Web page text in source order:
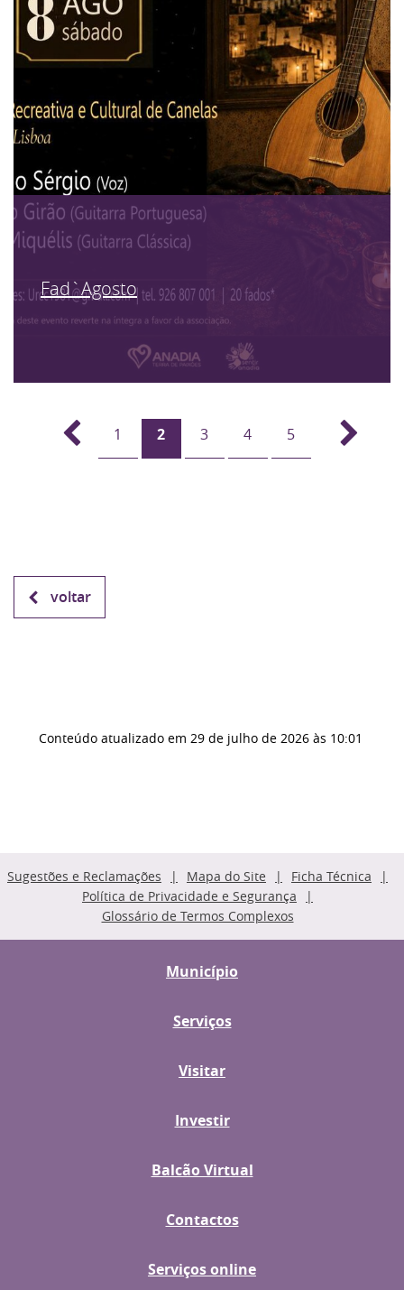
Fad`Agosto
1 2 3 4 5
voltar
Conteúdo atualizado em 29 de julho de 2026 às 10:01
Sugestões e Reclamações Mapa do Site
Ficha Técnica
Política de Privacidade e Segurança
Glossário de Termos Complexos
Município
Serviços
Visitar
Investir
Balcão Virtual
Contactos
Serviços online